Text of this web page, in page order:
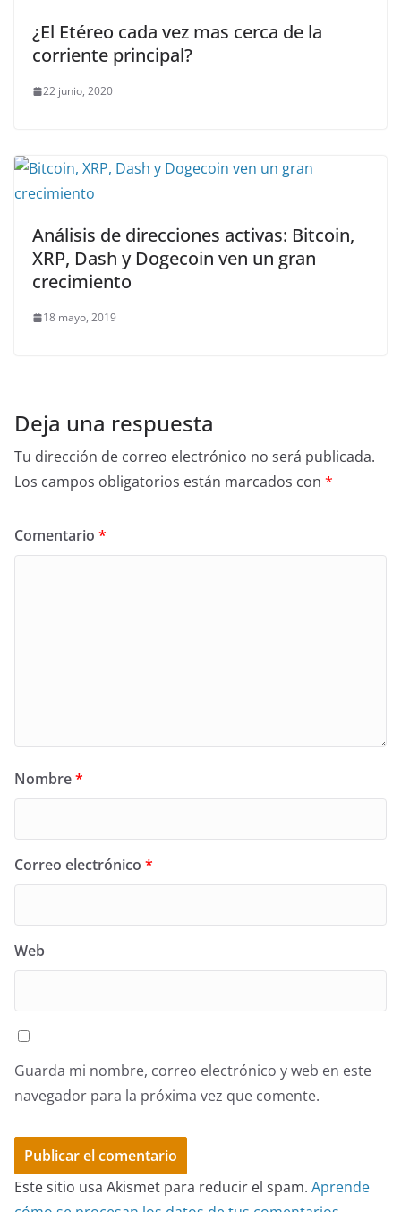
¿El Etéreo cada vez mas cerca de la
corriente principal?
22 junio, 2020
Análisis de direcciones activas: Bitcoin,
XRP, Dash y Dogecoin ven un gran
crecimiento
18 mayo, 2019
Deja una respuesta
Tu dirección de correo electrónico no será publicada.
Los campos obligatorios están marcados con *
Comentario *
Nombre*
Correo electrónico *
Web
Guarda mi nombre, correo electrónico y web en este
navegador para la próxima vez que comente.
Este sitio usa Akismet para reducir el spam. Aprende